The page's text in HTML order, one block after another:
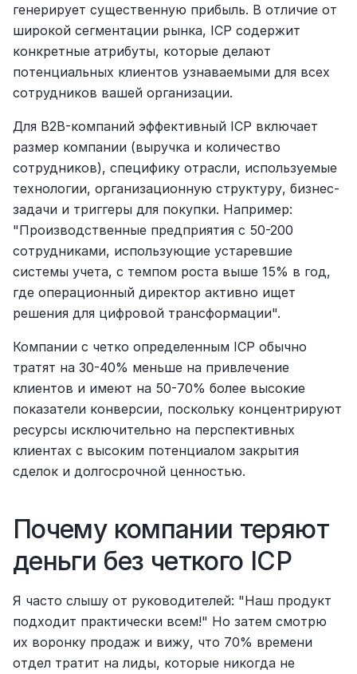
генерирует существенную прибыль. В отличие от
широкой сегментации рынка, ICP содержит
конкретные атрибуты, которые делают
потенциальных клиентов узнаваемыми для всех
сотрудников вашей организации.
Для B2B-компаний эффективный ICP включает
размер компании (выручка и количество
сотрудников), специфику отрасли, используемые
технологии, организационную структуру, бизнес-
задачи и триггеры для покупки. Например:
"Производственные предприятия с 50-200
сотрудниками, использующие устаревшие
системы учета, с темпом роста выше 15% в год,
где операционный директор активно ищет
решения для цифровой трансформации".
Компании с четко определенным ICP обычно
тратят на 30-40% меньше на привлечение
клиентов и имеют на 50-70% более высокие
показатели конверсии, поскольку концентрируют
ресурсы исключительно на перспективных
клиентах с высоким потенциалом закрытия
сделок и долгосрочной ценностью.
Почему компании теряют
деньги без четкого ICP
Я часто слышу от руководителей: "Наш продукт
подходит практически всем!" Но затем смотрю
их воронку продаж и вижу, что 70% времени
отдел тратит на лиды, которые никогда не